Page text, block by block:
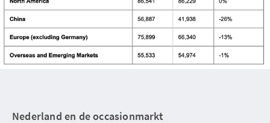
Nederland en de occasionmarkt